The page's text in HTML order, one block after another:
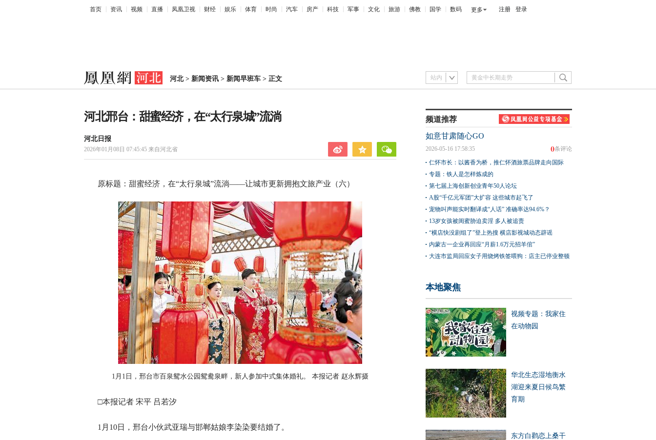
首页 资讯 视频 直播 凤凰卫视 财经 娱乐 体育 时尚 汽车 房产 科技 军事 文化 旅游 佛教 国学 数码 更多 注册 登录
河北> 新闻资讯 > 新闻早班车 > 正文 站内
河北邢台：甜蜜经济，在“太行泉城”流淌
河北日报
2026年01月08日 07:45:45 来自河北省
原标题：甜蜜经济，在“太行泉城”流淌——让城市更新拥抱文旅产业（六）
1月1日，邢台市百泉鸳水公园鸳鸯泉畔，新人参加中式集体婚礼。 本报记者 赵永辉摄
□本报记者 宋平 吕若汐
1月10日，邢台小伙武亚瑞与邯郸姑娘李染染要结婚了。
频道推荐
如意甘肃随心GO
0条评论
2026-05-16 17:58:35
仁怀市长：以酱香为桥，推仁怀酒旅票品牌走向国际
专题：铁人是怎样炼成的
第七届上海创新创业青年50人论坛
A股“千亿元军团”大扩容 这些城市起飞了
宠物叫声能实时翻译成“人话” 准确率达94.6%？
13岁女孩被闺蜜胁迫卖淫 多人被追责
“横店快没剧组了”登上热搜 横店影视城动态辟谣
内蒙古一企业再回应“月薪1.6万元招羊倌”
大连市监局回应女子用烧烤铁签喂狗：店主已停业整顿
本地聚焦
视频专题：我家住
在动物园
华北生态湿地衡水
湖迎来夏日候鸟繁
育期
东方白鹳恋上桑干